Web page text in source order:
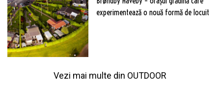
experimentează o nouă formă de locuit
Vezi mai multe din OUTDOOR